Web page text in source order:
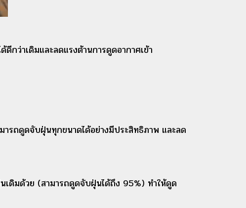
ว่าเดิมและลดแรงต้านการดูดอากาศเข้า
ารถดูดจับฝุ่นทุกขนาดได้อย่างมีประสิทธิภาพ และลด
เดิมด้วย (สามารถดูดจับฝุ่นได้ถึง 95%) ทำให้ดูด